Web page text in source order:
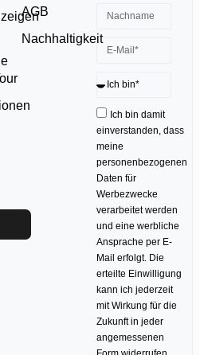
AGB
Nachhaltigkeit
Ich bin damit
einverstanden, dass
meine
personenbezogenen
Daten für
Werbezwecke
verarbeitet werden
und eine werbliche
Ansprache per E-
Mail erfolgt. Die
erteilte Einwilligung
kann ich jederzeit
mit Wirkung für die
Zukunft in jeder
angemessenen